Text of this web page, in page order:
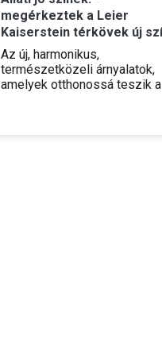
megérkeztek a Leier
Kaiserstein térkövek új
Az új, harmonikus,
természetközeli árnyalatok,
amelyek otthonossá teszik a